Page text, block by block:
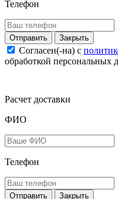
Телефон
Закрыть
Согласен(-на) c
обработкой персональных
Расчет доставки
ФИО
Телефон
Закрыть